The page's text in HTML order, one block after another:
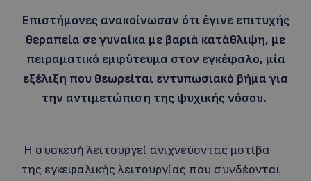
Επιστήμονες ανακοίνωσαν ότι έγινε επιτυχής
θεραπεία σε γυναίκα με βαριά κατάθλιψη, με
πειραματικό εμφύτευμα στον εγκέφαλο, μία
εξέλιξη που θεωρείται εντυπωσιακό βήμα για
την αντιμετώπιση της ψυχικής νόσου.
Η συσκευή λειτουργεί ανιχνεύοντας μοτίβα
της εγκεφαλικής λειτουργίας που συνδέονται